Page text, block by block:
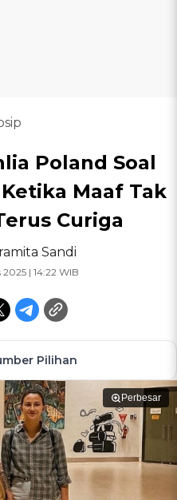
Poland Soal
Maaf Tak
Curiga
Sandi
2025 | 14:22 WIB
Pilihan
Perbesar